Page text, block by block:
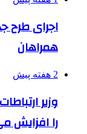
اجرای طرح
همراهان
2 هفته پیش
وزیر
را افزایش